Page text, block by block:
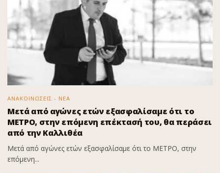
ΑΝΑΚΟΙΝΩΣΕΙΣ - ΝΕΑ
Μετά από αγώνες ετών εξασφαλίσαμε ότι το
ΜΕΤΡΟ, στην επόμενη επέκτασή του, θα περάσει
από την Καλλιθέα
Μετά από αγώνες ετών εξασφαλίσαμε ότι το ΜΕΤΡΟ, στην
επόμενη...